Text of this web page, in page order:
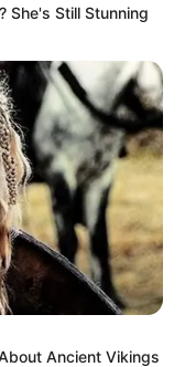
She's Still Stunning
Ancient Vikings